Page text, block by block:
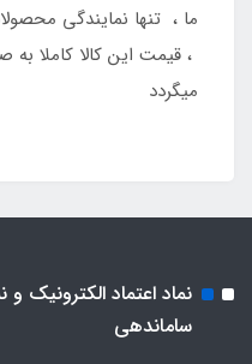
ما ، تنها نمایندگی
، قیمت این کالا کاملا به
میگردد
نماد اعتماد الکترونیک و
ساماندهی